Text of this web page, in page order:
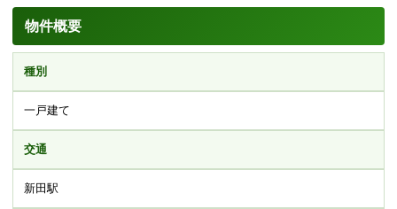
物件概要
種別
一戸建て
交通
新田駅